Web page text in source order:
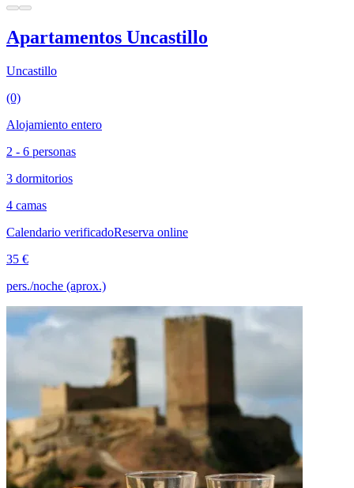
Apartamentos Uncastillo
Uncastillo
(0)
Alojamiento entero
2 - 6 personas
3 dormitorios
4 camas
Calendario verificadoReserva online
35 €
pers./noche (aprox.)